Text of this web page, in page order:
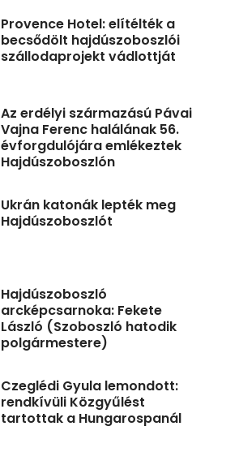
Provence Hotel: elítélték a
becsődölt hajdúszoboszlói
szállodaprojekt vádlottját
Az erdélyi származású Pávai
Vajna Ferenc halálának 56.
évforgdulójára emlékeztek
Hajdúszoboszlón
Ukrán katonák lepték meg
Hajdúszoboszlót
Hajdúszoboszló
arcképcsarnoka: Fekete
László (Szoboszló hatodik
polgármestere)
Czeglédi Gyula lemondott:
rendkívüli Közgyűlést
tartottak a Hungarospanál